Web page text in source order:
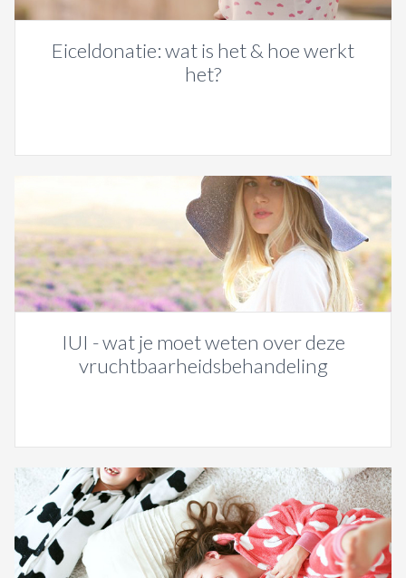
Eiceldonatie: wat is het & hoe werkt
het?
IUI - wat je moet weten over deze
vruchtbaarheidsbehandeling